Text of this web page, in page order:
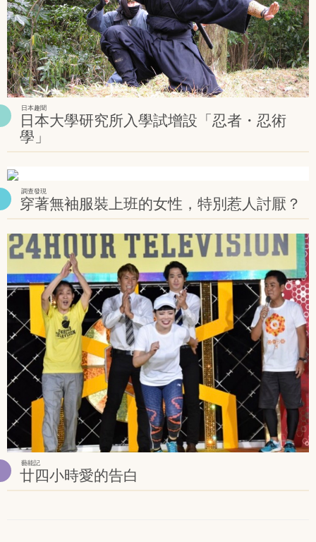
日本趣聞
日本大學研究所入學試增設「忍者・忍術
學」
調查發現
穿著無袖服裝上班的女性，特別惹人討厭？
藝能記
廿四小時愛的告白